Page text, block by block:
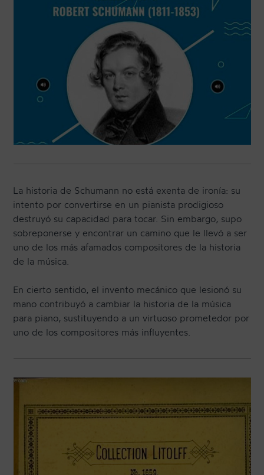
La historia de Schumann no está exenta de ironía: su
intento por convertirse en un pianista prodigioso
destruyó su capacidad para tocar. Sin embargo, supo
sobreponerse y encontrar un camino que le llevó a ser
uno de los más afamados compositores de la historia
de la música.
En cierto sentido, el invento mecánico que lesionó su
mano contribuyó a cambiar la historia de la música
para piano, sustituyendo a un virtuoso prometedor por
uno de los compositores más influyentes.